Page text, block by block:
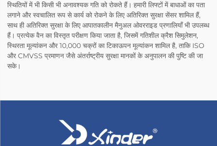
स्थितियों में भी किसी भी अनावश्यक गति को रोकते हैं। हमारी लिफ्टों में बाधाओं का पता
लगाने और स्वचालित रूप से कार्य को रोकने के लिए अतिरिक्त सुरक्षा सेंसर शामिल हैं,
साथ ही अतिरिक्त सुरक्षा के लिए आपातकालीन मैनुअल ओवरराइड प्रणालियाँ भी उपलब्ध
हैं। प्रत्येक वैन का विस्तृत परीक्षण किया जाता है, जिसमें गतिशील क्रैश सिमुलेशन,
स्थिरता मूल्यांकन और 10,000 चक्रों का टिकाऊपन मूल्यांकन शामिल है, ताकि ISO
और CMVSS प्रमाणन जैसे अंतर्राष्ट्रीय सुरक्षा मानकों के अनुपालन की पुष्टि की जा
सके।